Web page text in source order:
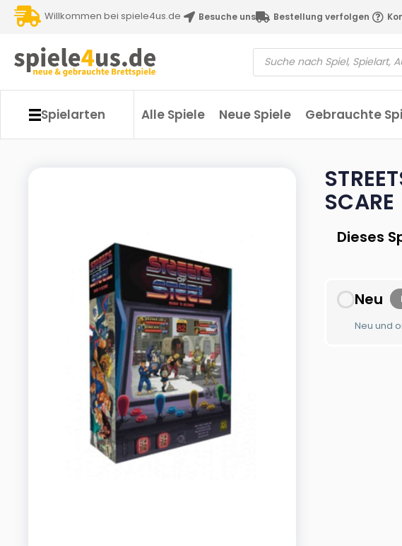
Willkommen bei spiele4us.de Besuche uns Bestellung verfolgen
Spielarten Alle Spiele Neue Spiele Gebrauchte
SCARE
Dieses
Neu
Neu und